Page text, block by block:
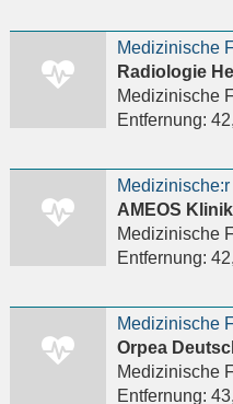
Radiologie
Medizinische
Entfernung:
AMEOS
Medizinische
Entfernung:
Medizinische
Orpea
Medizinische
Entfernung: